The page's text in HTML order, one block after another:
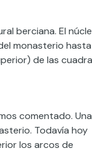
berciana. El
monasterio hasta
de las
comentado. Una
Todavía hoy
los arcos de